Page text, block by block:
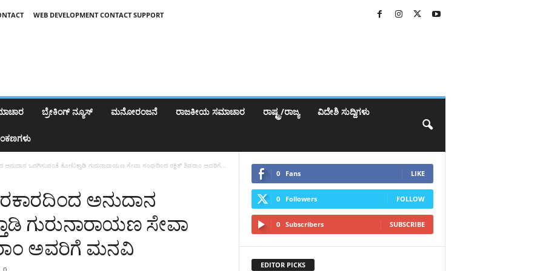
WEB DEVELOPMENT CONTACT SUPPORT
ಬ್ರೇಕಿಂಗ್‌ ನ್ಯೂಸ್ ಮನೋರಂಜನೆ ರಾಜಕೀಯ ಸಮಾಚಾರ ರಾಷ್ಟ್ರ/ರಾಜ್ಯ ವಿದೇಶಿ ಸುದ್ದಿಗಳು
ಒದಗಿಸುವಂತೆ ತೋಟತ್ತಾಡಿ ಗುರುನಾರಾಯಣ ಸೇವಾ ಸಂಘದಿಂದ ರಕ್ಷಿತ್ ಶಿವರಾಂ ಅವರಿಗೆ...
ಅನುದಾನ
ಗುರುನಾರಾಯಣ ಸೇವಾ
ಅವರಿಗೆ ಮನವಿ
0 Fans LIKE
0 Followers FOLLOW
0 Subscribers SUBSCRIBE
EDITOR PICKS